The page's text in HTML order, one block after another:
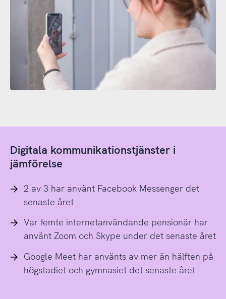
Digitala kommunikationstjänster i
jämförelse
2 av 3 har använt Facebook Messenger det
senaste året
Var femte internetanvändande pensionär har
använt Zoom och Skype under det senaste året
Google Meet har använts av mer än hälften på
högstadiet och gymnasiet det senaste året